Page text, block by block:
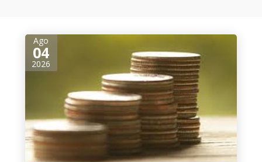
Ago
04
2026